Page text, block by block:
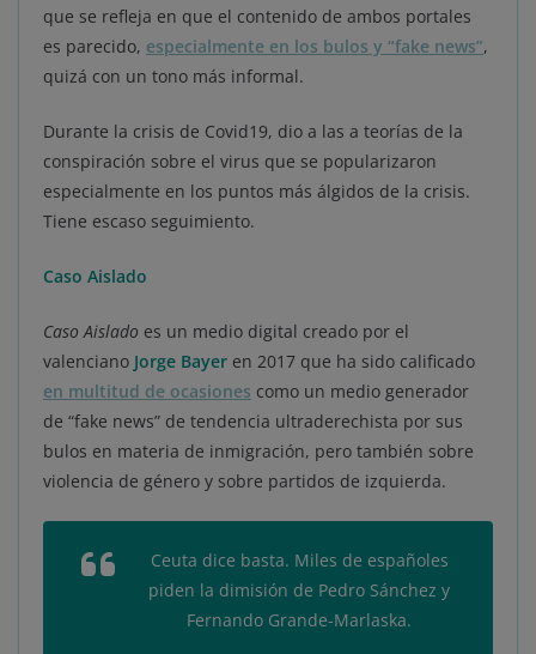
que se refleja en que el contenido de ambos portales
es parecido, especialmente en los bulos y “fake news”,
quizá con un tono más informal.
Durante la crisis de Covid19, dio a las a teorías de la
conspiración sobre el virus que se popularizaron
especialmente en los puntos más álgidos de la crisis.
Tiene escaso seguimiento.
Caso Aislado
Caso Aislado es un medio digital creado por el
valenciano Jorge Bayer en 2017 que ha sido calificado
en multitud de ocasiones como un medio generador
de “fake news” de tendencia ultraderechista por sus
bulos en materia de inmigración, pero también sobre
violencia de género y sobre partidos de izquierda.
Ceuta dice basta. Miles de españoles
piden la dimisión de Pedro Sánchez y
Fernando Grande-Marlaska.